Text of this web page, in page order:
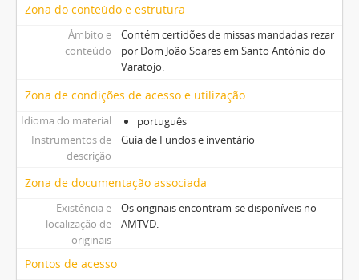
Zona do conteúdo e estrutura
Âmbito e
conteúdo
Contém certidões de missas mandadas rezar
por Dom João Soares em Santo António do
Varatojo.
Zona de condições de acesso e utilização
Idioma do material
português
Instrumentos de
descrição
Guia de Fundos e inventário
Zona de documentação associada
Existência e
localização de
originais
Os originais encontram-se disponíveis no
AMTVD.
Pontos de acesso